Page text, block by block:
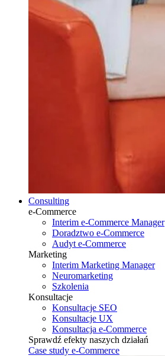
Consulting
e-Commerce
Interim e-Commerce Manager
Doradztwo e-Commerce
Audyt e-Commerce
Marketing
Interim Marketing Manager
Neuromarketing
Szkolenia
Konsultacje
Konsultacje SEO
Konsultacje UX
Konsultacja e-Commerce
Sprawdź efekty naszych działań
Case study e-Commerce